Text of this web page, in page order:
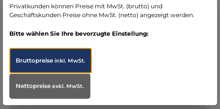
Beschreibung
ZuhauseTEST Gesunder MagenSchnelltest für den Nachweis
NanoRepro e…Mehr
Privatkunden können Preise mit MwSt. (brutto) und
Geschäftskunden Preise ohne MwSt. (netto) angezeigt werden.
Bitte wählen Sie Ihre bevorzugte Einstellung:
Bruttopreiseinkl. MwSt.
Nettopreiseexkl. MwSt.